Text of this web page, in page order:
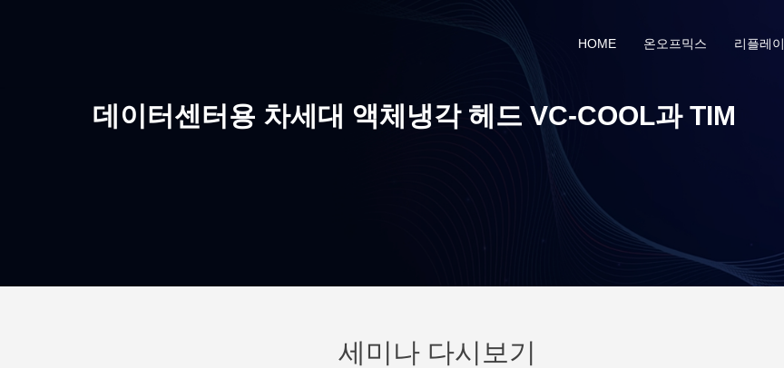
HOME 온오프믹스 리플레이
데이터센터용 차세대 액체냉각 헤드 VC-COOL과 TIM
세미나 다시보기